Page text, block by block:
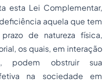
esta Lei Complementar,
aquela que tem
de natureza física,
os quais, em interação
podem obstruir sua
na sociedade em